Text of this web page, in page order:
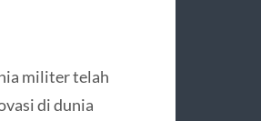
militer telah
di dunia